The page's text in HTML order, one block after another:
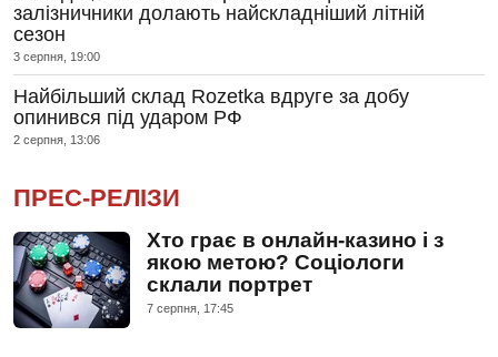
залізничники долають найскладніший літній
сезон
3 серпня, 19:00
Найбільший склад Rozetka вдруге за добу
опинився під ударом РФ
2 серпня, 13:06
ПРЕС-РЕЛІЗИ
Хто грає в онлайн-казино і з
якою метою? Соціологи
склали портрет
7 серпня, 17:45